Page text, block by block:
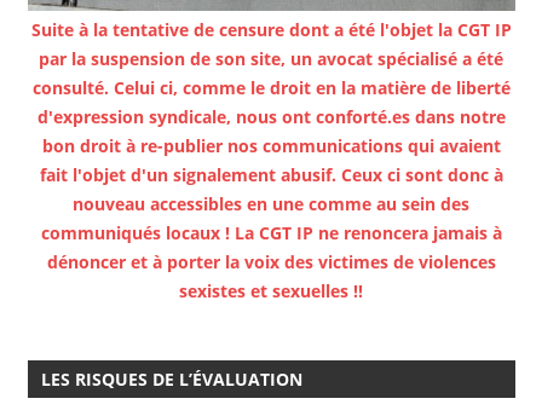
Suite à la tentative de censure dont a été l'objet la CGT IP
par la suspension de son site, un avocat spécialisé a été
consulté. Celui ci, comme le droit en la matière de liberté
d'expression syndicale, nous ont conforté.es dans notre
bon droit à re-publier nos communications qui avaient
fait l'objet d'un signalement abusif. Ceux ci sont donc à
nouveau accessibles en une comme au sein des
communiqués locaux ! La CGT IP ne renoncera jamais à
dénoncer et à porter la voix des victimes de violences
sexistes et sexuelles !!
LES RISQUES DE L’ÉVALUATION